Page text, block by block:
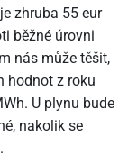
zhruba 55 eur
běžné úrovni
nás může těšit,
hodnot z roku
U plynu bude
nakolik se